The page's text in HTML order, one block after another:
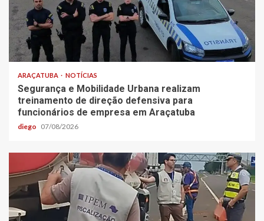
ARAÇATUBA NOTÍCIAS
Segurança e Mobilidade Urbana realizam
treinamento de direção defensiva para
funcionários de empresa em Araçatuba
diego 07/08/2026